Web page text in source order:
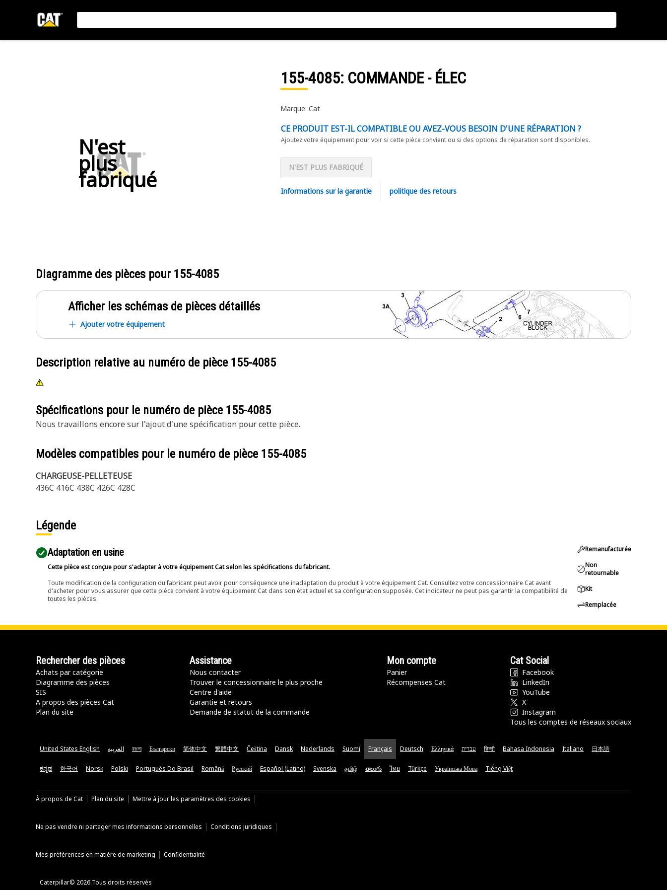
N'est
plus
fabriqué
155-4085: COMMANDE - ÉLEC
Marque: Cat
CE PRODUIT EST-IL COMPATIBLE OU AVEZ-VOUS BESOIN D'UNE RÉPARATION ?
Ajoutez votre équipement pour voir si cette pièce convient ou si des options de réparation sont disponibles.
N'EST PLUS FABRIQUÉ
Informations sur la garantie politique des retours
Diagramme des pièces pour 155-4085
Afficher les schémas de pièces détaillés
Ajouter votre équipement
Description relative au numéro de pièce 155-4085
Spécifications pour le numéro de pièce 155-4085
Nous travaillons encore sur l'ajout d'une spécification pour cette pièce.
Modèles compatibles pour le numéro de pièce 155-4085
CHARGEUSE-PELLETEUSE
436C 416C 438C 426C 428C
Légende
Adaptation en usine
Cette pièce est conçue pour s'adapter à votre équipement Cat selon les spécifications du fabricant.
Toute modification de la configuration du fabricant peut avoir pour conséquence une inadaptation du produit à votre équipement Cat. Consultez votre concessionnaire Cat avant
d'acheter pour vous assurer que cette pièce convient à votre équipement Cat dans son état actuel et sa configuration supposée. Cet indicateur ne peut pas garantir la compatibilité de
toutes les pièces.
Remanufacturée
Non
retournable
Kit
Remplacée
Rechercher des pièces
Achats par catégorie
Diagramme des pièces
SIS
A propos des pièces Cat
Plan du site
Assistance
Nous contacter
Trouver le concessionnaire le plus proche
Centre d'aide
Garantie et retours
Demande de statut de la commande
Mon compte
Panier
Récompenses Cat
Cat Social
Facebook
LinkedIn
YouTube
X
Instagram
Tous les comptes de réseaux sociaux
United States English العربية বাংলা Български 简体中文 繁體中文 Čeština Dansk Nederlands Suomi Français Deutsch Ελληνικά עברית हिन्दी Bahasa Indonesia Italiano 日本語
ಕನ್ನಡ 한국어 Norsk Polski Português Do Brasil Română Русский Español (Latino) Svenska தமிழ் తెలుగు ไทย Türkçe Українська Мова Tiếng Việt
À propos de Cat Plan du site Mettre à jour les paramètres des cookies
Ne pas vendre ni partager mes informations personnelles Conditions juridiques
Mes préférences en matière de marketing Confidentialité
Caterpillar© 2026 Tous droits réservés